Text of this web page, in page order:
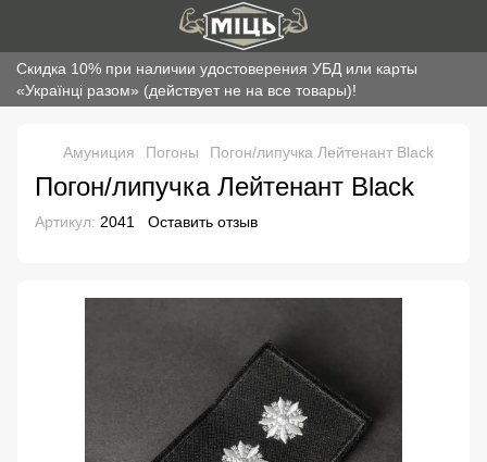
Скидка 10% при наличии удостоверения УБД или карты
«Українці разом» (действует не на все товары)!
Амуниция Погоны Погон/липучка Лейтенант Black
Погон/липучка Лейтенант Black
Артикул: 2041 Оставить отзыв